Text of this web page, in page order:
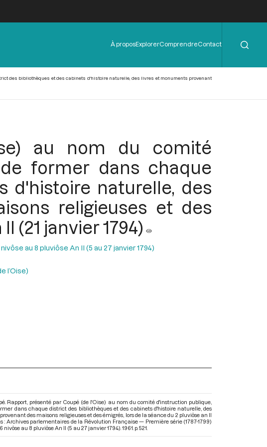
Menu
de
À proposExplorerComprendreContact
des bibliothèques et des cabinets d'histoire naturelle, des livres et monuments provenant
au nom du comité
former dans chaque
d'histoire naturelle, des
religieuses et des
(21 janvier 1794)
nivôse au 8 pluviôse An II (5 au 27 janvier 1794)
l’Oise)
Rapport, présenté par Coupé (de l'Oise) au nom du comité d'instruction publique,
dans chaque district des bibliothèques et des cabinets d'histoire naturelle, des
des maisons religieuses et des émigrés, lors de la séance du 2 pluviôse an II
: Archives parlementaires de la Révolution Française — Première série (1787-1799)
nivôse au 8 pluviôse An II (5 au 27 janvier 1794) . 1961. p. 521.